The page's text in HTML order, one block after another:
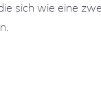
sich wie eine